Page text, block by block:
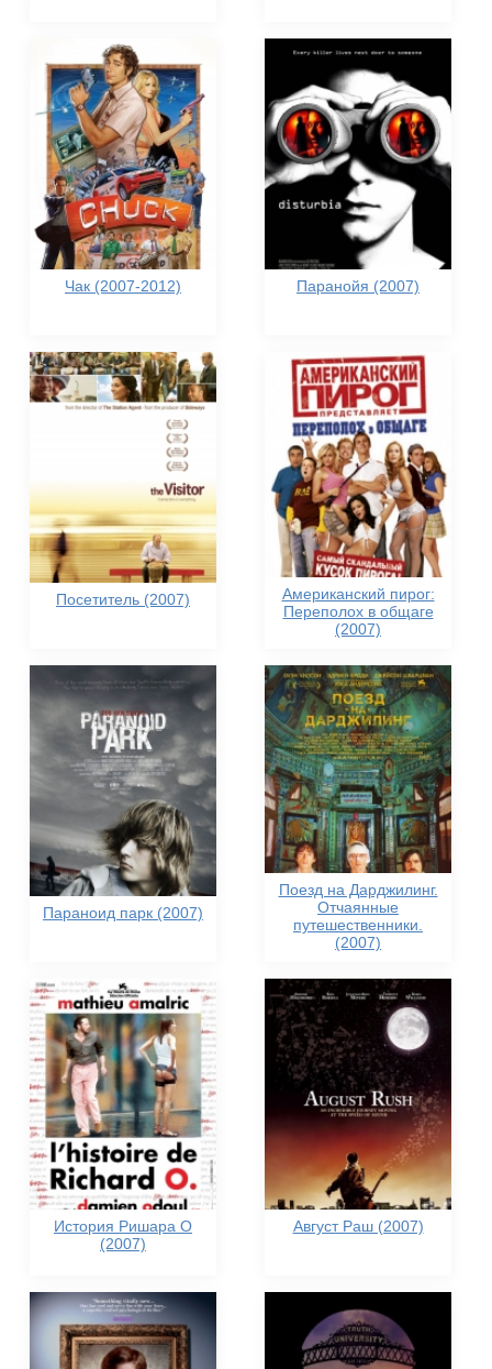
Чак (2007-2012) Паранойя (2007)
Посетитель (2007)
Американский пирог:
Переполох в общаге
(2007)
Параноид парк (2007)
Поезд на Дарджилинг.
Отчаянные
путешественники.
(2007)
История Ришара О
(2007)
Август Раш (2007)